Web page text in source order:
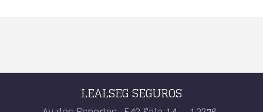
LEALSEG SEGUROS